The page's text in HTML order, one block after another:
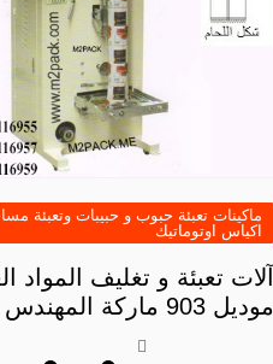
ماكينات تعبئة حبوب و حبيبات وتعبئة
اكياس اوتوماتيك
آلات تعبئة و تغليف المواد
موديل 903 ماركة المهندس منسى